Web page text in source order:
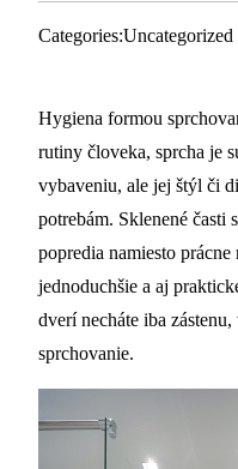
Categories:Uncategorized
Hygiena formou
rutiny človeka, sprcha je
vybaveniu, ale jej štýl či
potrebám. Sklenené časti
popredia namiesto
jednoduchšie a aj
dverí necháte iba
sprchovanie.